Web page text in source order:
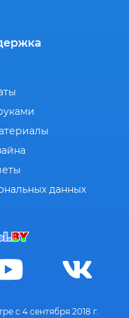
данных
с 4 сентября 2018 г.